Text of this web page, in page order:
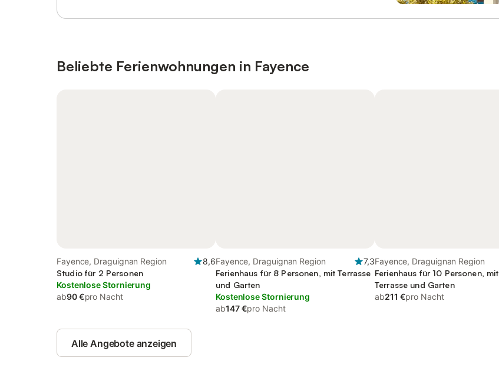
Beliebte Ferienwohnungen in Fayence
Fayence, Draguignan Region
8,6
Studio für 2 Personen
Kostenlose Stornierung
ab90 €pro Nacht
Fayence, Draguignan Region
7,3
Ferienhaus für 8 Personen, mit Terrasse
und Garten
Kostenlose Stornierung
ab147 €pro Nacht
Fayence, Draguignan Region
Ferienhaus für 10 Personen, mit
Terrasse und Garten
ab211 €pro Nacht
Alle Angebote anzeigen